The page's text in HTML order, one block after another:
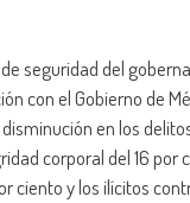
seguridad del
con el Gobierno de
en los
corporal del 16 por
ciento y los ilícitos